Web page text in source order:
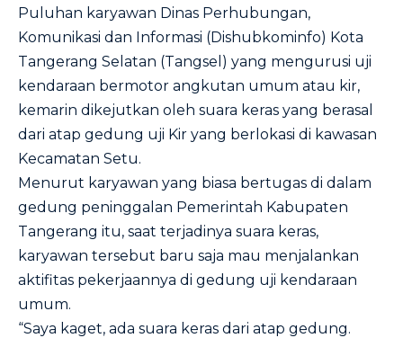
Puluhan karyawan Dinas Perhubungan,
Komunikasi dan Informasi (Dishubkominfo) Kota
Tangerang Selatan (Tangsel) yang mengurusi uji
kendaraan bermotor angkutan umum atau kir,
kemarin dikejutkan oleh suara keras yang berasal
dari atap gedung uji Kir yang berlokasi di kawasan
Kecamatan Setu.
Menurut karyawan yang biasa bertugas di dalam
gedung peninggalan Pemerintah Kabupaten
Tangerang itu, saat terjadinya suara keras,
karyawan tersebut baru saja mau menjalankan
aktifitas pekerjaannya di gedung uji kendaraan
umum.
“Saya kaget, ada suara keras dari atap gedung.